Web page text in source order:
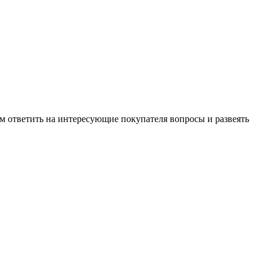
на интересующие покупателя вопросы и развеять